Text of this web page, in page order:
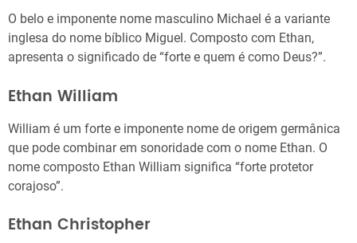
O belo e imponente nome masculino Michael é a variante
inglesa do nome bíblico Miguel. Composto com Ethan,
apresenta o significado de “forte e quem é como Deus?”.
Ethan William
William é um forte e imponente nome de origem germânica
que pode combinar em sonoridade com o nome Ethan. O
nome composto Ethan William significa “forte protetor
corajoso”.
Ethan Christopher